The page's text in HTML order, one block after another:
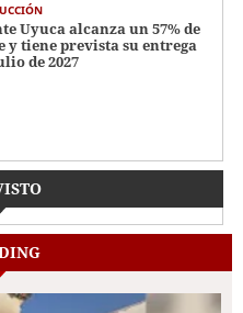
Uyuca alcanza un 57% de
y tiene prevista su entrega
de 2027